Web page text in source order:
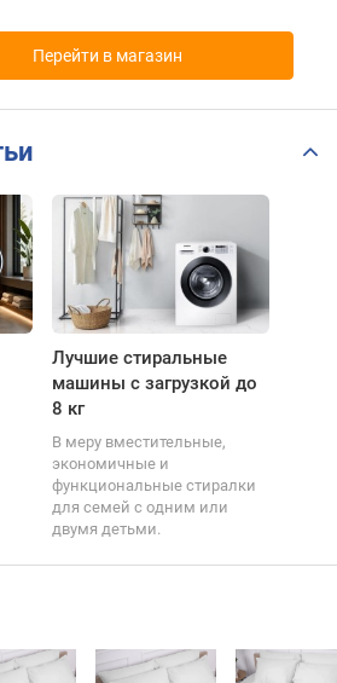
Перейти в магазин
Лучшие стиральные
машины с загрузкой до
8 кг
В меру вместительные,
экономичные и
функциональные стиралки
для семей с одним или
двумя детьми.